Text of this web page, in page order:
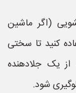
(اگر ماشین
کنید تا سختی
یک جلادهنده
شود.